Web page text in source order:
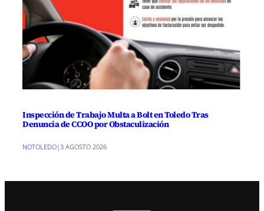
Inspección de Trabajo Multa a Bolt en Toledo Tras
Denuncia de CCOO por Obstaculización
NOTOLEDO|3 AGOSTO 2026